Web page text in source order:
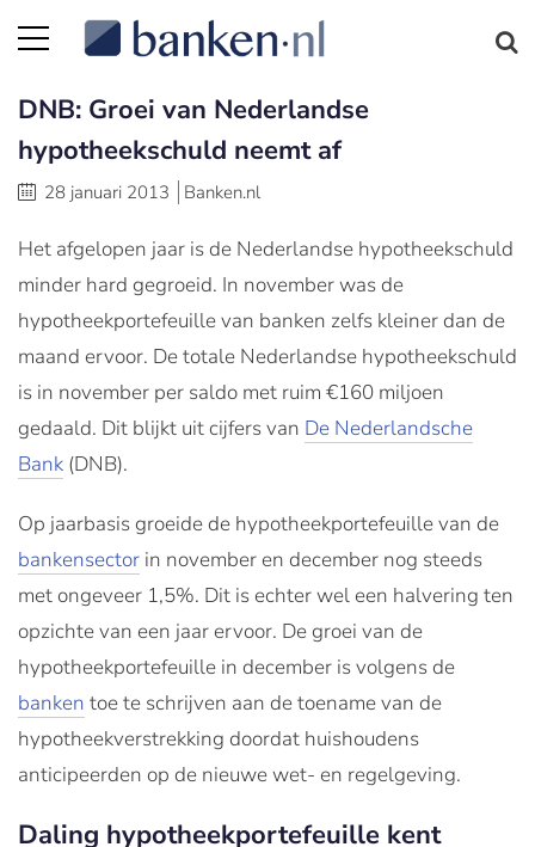
DNB: Groei van Nederlandse
hypotheekschuld neemt af
28 januari 2013 Banken.nl
Het afgelopen jaar is de Nederlandse hypotheekschuld
minder hard gegroeid. In november was de
hypotheekportefeuille van banken zelfs kleiner dan de
maand ervoor. De totale Nederlandse hypotheekschuld
is in november per saldo met ruim €160 miljoen
gedaald. Dit blijkt uit cijfers van De Nederlandsche
Bank (DNB).
Op jaarbasis groeide de hypotheekportefeuille van de
bankensector in november en december nog steeds
met ongeveer 1,5%. Dit is echter wel een halvering ten
opzichte van een jaar ervoor. De groei van de
hypotheekportefeuille in december is volgens de
banken toe te schrijven aan de toename van de
hypotheekverstrekking doordat huishoudens
anticipeerden op de nieuwe wet- en regelgeving.
Daling hypotheekportefeuille kent